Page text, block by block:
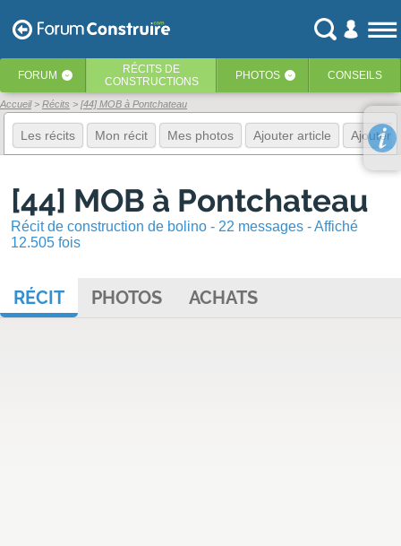
FORUM ‹ RÉCITS DE
CONSTRUCTIONS
PHOTOS ‹ CONSEILS
Accueil Récits [44] MOB à Pontchateau
Les récits Mon récit Mes photos Ajouter article Ajouter
[44] MOB à Pontchateau
Récit de construction de bolino - 22 messages - Affiché
12.505 fois
RÉCIT PHOTOS ACHATS